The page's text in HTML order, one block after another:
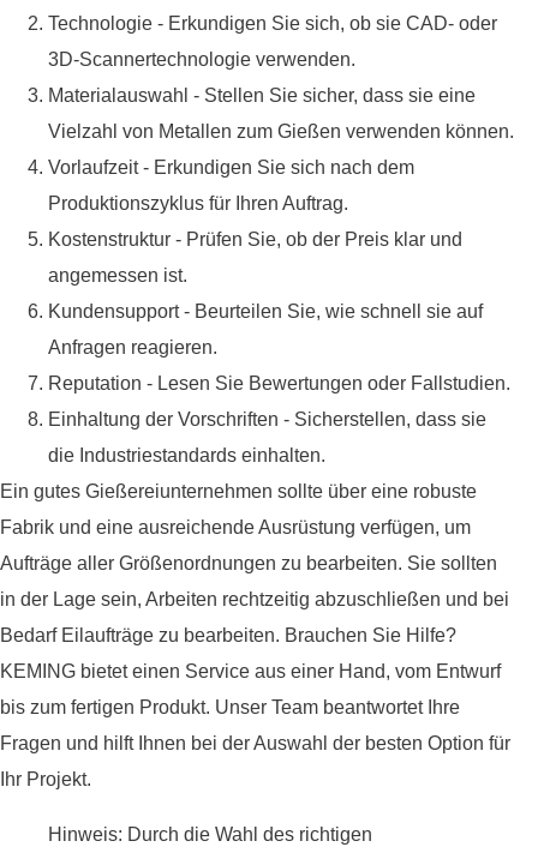
Technologie - Erkundigen Sie sich, ob sie CAD- oder
3D-Scannertechnologie verwenden.
Materialauswahl - Stellen Sie sicher, dass sie eine
Vielzahl von Metallen zum Gießen verwenden können.
Vorlaufzeit - Erkundigen Sie sich nach dem
Produktionszyklus für Ihren Auftrag.
Kostenstruktur - Prüfen Sie, ob der Preis klar und
angemessen ist.
Kundensupport - Beurteilen Sie, wie schnell sie auf
Anfragen reagieren.
Reputation - Lesen Sie Bewertungen oder Fallstudien.
Einhaltung der Vorschriften - Sicherstellen, dass sie
die Industriestandards einhalten.
Ein gutes Gießereiunternehmen sollte über eine robuste
Fabrik und eine ausreichende Ausrüstung verfügen, um
Aufträge aller Größenordnungen zu bearbeiten. Sie sollten
in der Lage sein, Arbeiten rechtzeitig abzuschließen und bei
Bedarf Eilaufträge zu bearbeiten. Brauchen Sie Hilfe?
KEMING bietet einen Service aus einer Hand, vom Entwurf
bis zum fertigen Produkt. Unser Team beantwortet Ihre
Fragen und hilft Ihnen bei der Auswahl der besten Option für
Ihr Projekt.
Hinweis: Durch die Wahl des richtigen